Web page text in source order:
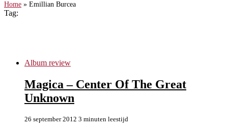
Home » Emillian Burcea
Tag:
Album review
Magica – Center Of The Great
Unknown
26 september 2012 3 minuten leestijd